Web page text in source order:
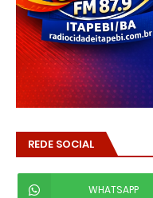
REDE SOCIAL
WHATSAPP